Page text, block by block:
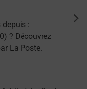
depuis :
? Découvrez
La Poste.